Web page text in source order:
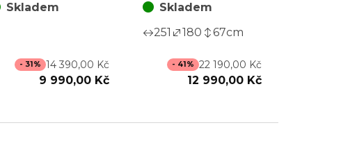
Skladem
- 31% 14 390,00 Kč
9 990,00 Kč
Skladem
251
180 67cm
- 41% 22 190,00 Kč
12 990,00 Kč